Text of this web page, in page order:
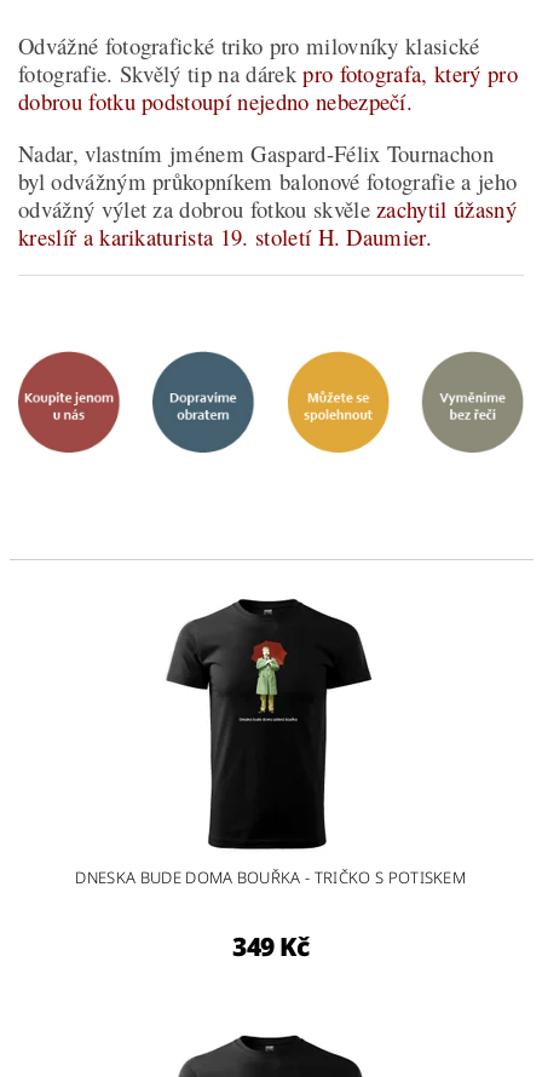
Odvážné fotografické triko pro milovníky klasické
fotografie. Skvělý tip na dárekpro fotografa, který pro
dobrou fotku podstoupí nejedno nebezpečí.
Nadar, vlastním jménem Gaspard-Félix Tournachon
byl odvážným průkopníkem balonové fotografie a jeho
odvážný výlet za dobrou fotkou skvělezachytil úžasný
kreslíř a karikaturista 19. století H. Daumier.
DNESKA BUDE DOMA BOUŘKA - TRIČKO S POTISKEM
349 Kč